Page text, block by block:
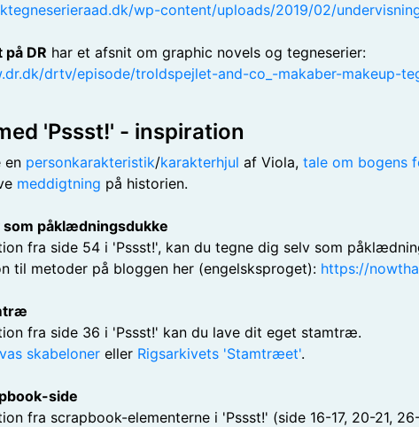
wp-content/uploads/2019/02/
DR har et afsnit om graphic novels og tegneserier:
drtv/episode/troldspejlet-and-co_-makaber-makeup-
'Pssst!' - inspiration
en personkarakteristik/karakterhjul af Viola, tale om bogens
meddigtning på historien.
som påklædningsdukke
fra side 54 i 'Pssst!', kan du tegne dig selv som
til metoder på bloggen her (engelsksproget): https://
fra side 36 i 'Pssst!' kan du lave dit eget stamtræ.
skabeloner eller Rigsarkivets 'Stamtræet'.
side
fra scrapbook-elementerne i 'Pssst!' (side 16-17, 20-21,